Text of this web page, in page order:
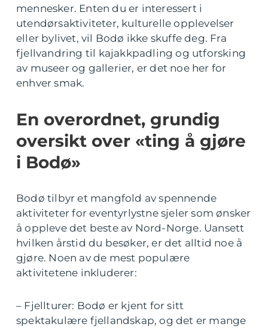
mennesker. Enten du er interessert i
utendørsaktiviteter, kulturelle opplevelser
eller bylivet, vil Bodø ikke skuffe deg. Fra
fjellvandring til kajakkpadling og utforsking
av museer og gallerier, er det noe her for
enhver smak.
En overordnet, grundig
oversikt over «ting å gjøre
i Bodø»
Bodø tilbyr et mangfold av spennende
aktiviteter for eventyrlystne sjeler som ønsker
å oppleve det beste av Nord-Norge. Uansett
hvilken årstid du besøker, er det alltid noe å
gjøre. Noen av de mest populære
aktivitetene inkluderer:
– Fjellturer: Bodø er kjent for sitt
spektakulære fjellandskap, og det er mange